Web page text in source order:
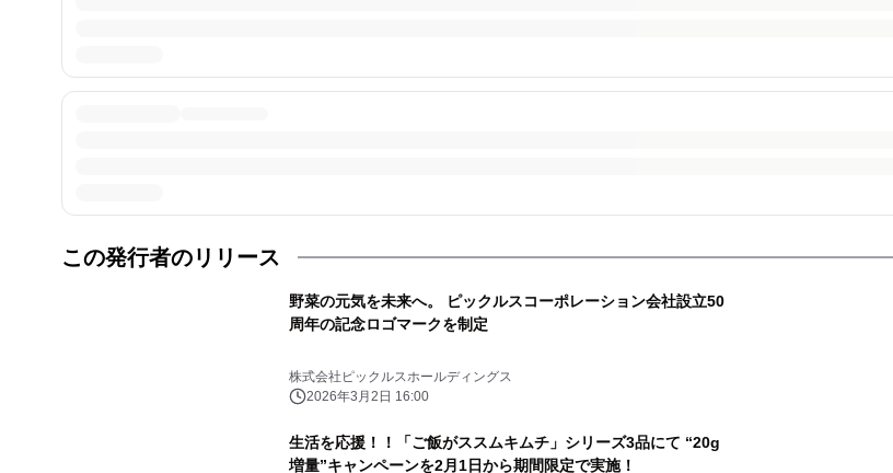
この発行者のリリース
野菜の元気を未来へ。 ピックルスコーポレーション会社設立50
周年の記念ロゴマークを制定
株式会社ピックルスホールディングス
2026年3月2日 16:00
生活を応援！！「ご飯がススムキムチ」シリーズ3品にて “20g
増量”キャンペーンを2月1日から期間限定で実施！